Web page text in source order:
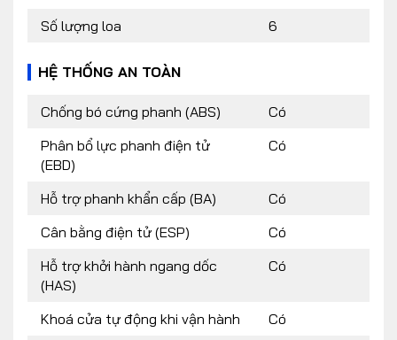
Số lượng loa 6
HỆ THỐNG AN TOÀN
Chống bó cứng phanh (ABS)
Có
Phân bổ lực phanh điện tử
(EBD)
Có
Hỗ trợ phanh khẩn cấp (BA)
Có
Cân bằng điện tử (ESP)
Có
Hỗ trợ khởi hành ngang dốc
(HAS)
Có
Khoá cửa tự động khi vận hành
Có